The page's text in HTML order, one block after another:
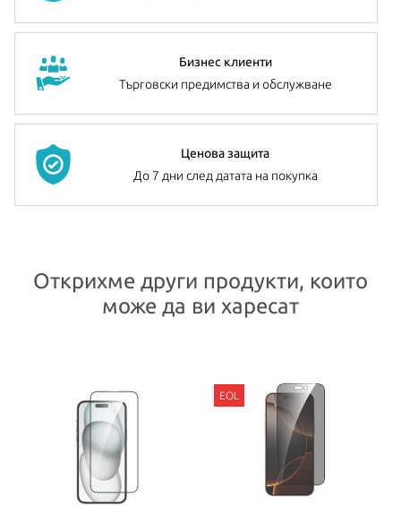
Бизнес клиенти
Търговски предимства и обслужване
Ценова защита
До 7 дни след датата на покупка
Открихме други продукти, които
може да ви харесат